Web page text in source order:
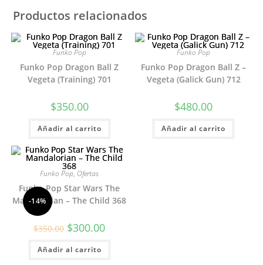
Productos relacionados
Funko Pop
Funko Pop Dragon Ball Z
Vegeta (Training) 701
$350.00
Añadir al carrito
Funko Pop
Funko Pop Dragon Ball Z –
Vegeta (Galick Gun) 712
$480.00
Añadir al carrito
-14%
Funko Pop, Ofertas
Funko Pop Star Wars The
Mandalorian – The Child 368
$350.00 El
precio
original
era:
$350.00.
$300.00El
actual
$300.00.
Añadir al carrito